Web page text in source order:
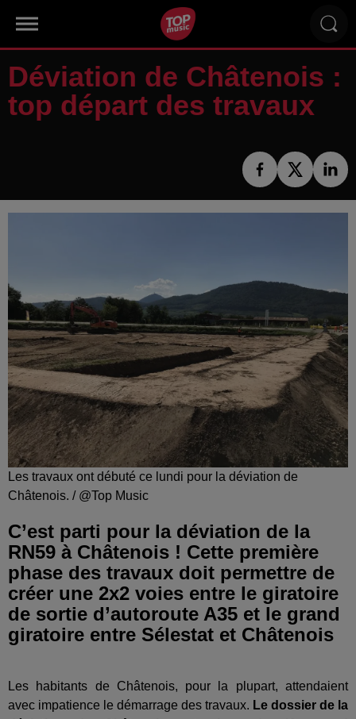
Déviation de Châtenois :
top départ des travaux
Les travaux ont débuté ce lundi pour la déviation de
Châtenois. / @Top Music
C’est parti pour la déviation de la
RN59 à Châtenois ! Cette première
phase des travaux doit permettre de
créer une 2x2 voies entre le giratoire
de sortie d’autoroute A35 et le grand
giratoire entre Sélestat et Châtenois
Les habitants de Châtenois, pour la plupart, attendaient
avec impatience le démarrage des travaux. Le dossier de la